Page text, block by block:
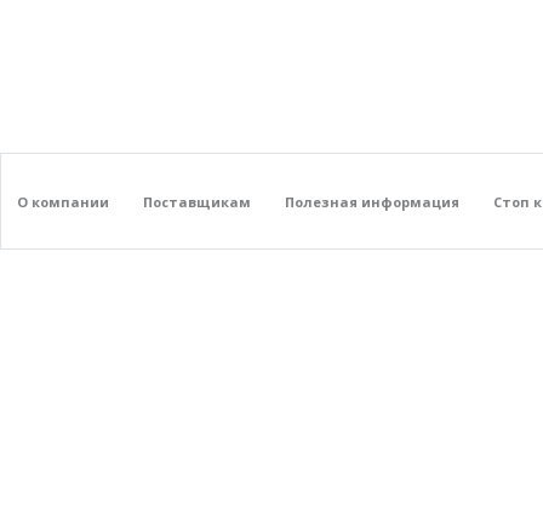
О компании Поставщикам Полезная информация Стоп